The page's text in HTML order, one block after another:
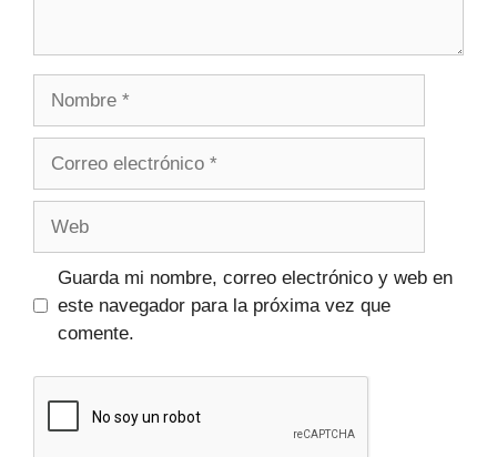
Guarda mi nombre, correo electrónico y web en
este navegador para la próxima vez que
comente.